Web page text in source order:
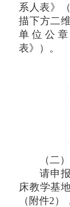
系人表》
描下方二
单位公
表》）。
（二
请申
床教学基
（附件2）